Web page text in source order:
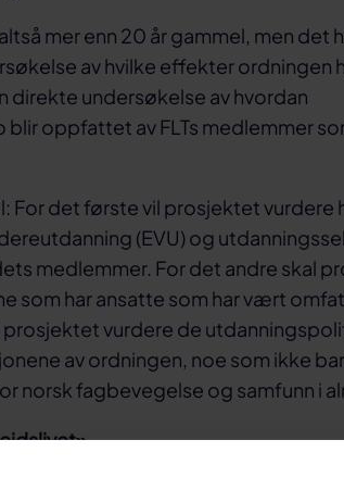
mer enn 20 år gammel, men det
av hvilke effekter ordningen
direkte undersøkelse av hvordan
oppfattet av FLTs medlemmer
det første vil prosjektet vurdere
(EVU) og
medlemmer. For det andre skal
som har ansatte som har vært
vurdere de
av ordningen, noe som ikke
norsk fagbevegelse og samfunn i
avdekker og varsler om